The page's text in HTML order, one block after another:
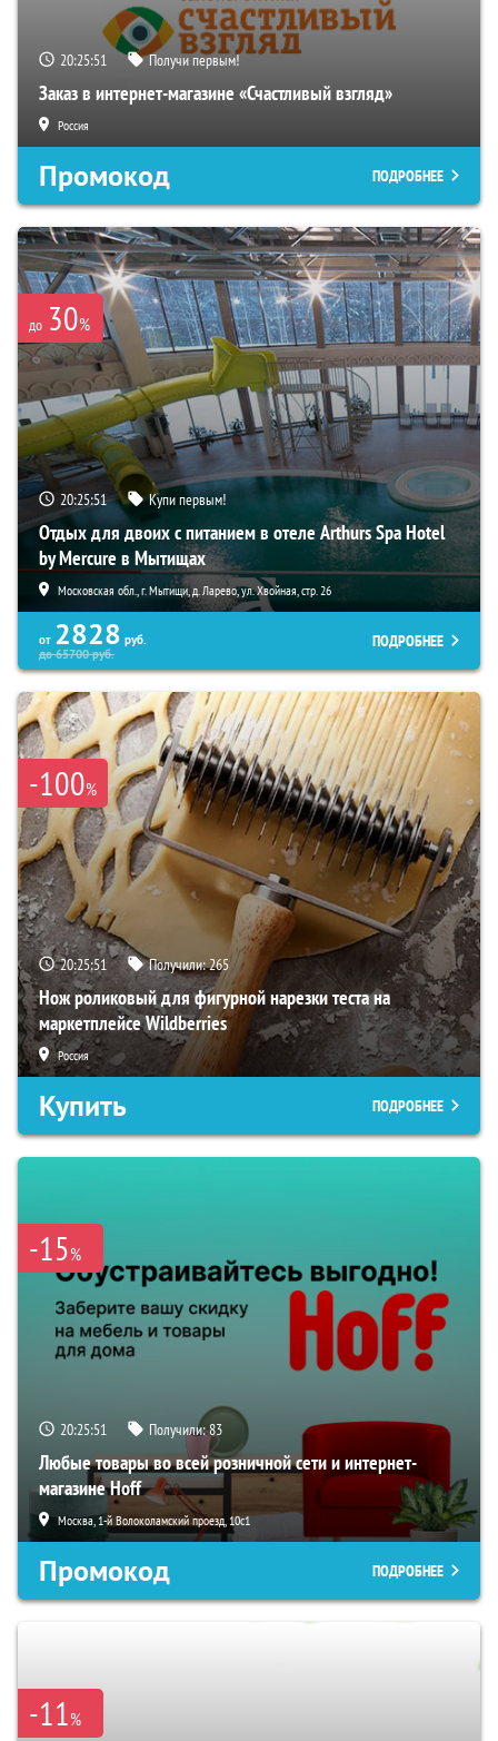
20:25:50 Получи первым!
Заказ в интернет-магазине «Счастливый взгляд»
Россия
Промокод ПОДРОБНЕЕ
до 30%
20:25:50 Купи первым!
Отдых для двоих с питанием в отеле Arthurs Spa Hotel
by Mercure в Мытищах
Московская обл., г. Мытищи, д. Ларево, ул. Хвойная, стр. 26
от 2828 руб.
до65700руб.
ПОДРОБНЕЕ
-100%
20:25:50 Получили:265
Нож роликовый для фигурной нарезки теста на
маркетплейсе Wildberries
Россия
Купить ПОДРОБНЕЕ
-15%
20:25:50 Получили:83
Любые товары во всей розничной сети и интернет-
магазине Hoff
Москва, 1-й Волоколамский проезд, 10с1
Промокод ПОДРОБНЕЕ
-11%